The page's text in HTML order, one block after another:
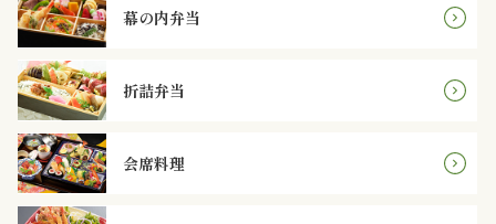
も
て
な
し
行
幕の内弁当
折詰弁当
会席料理